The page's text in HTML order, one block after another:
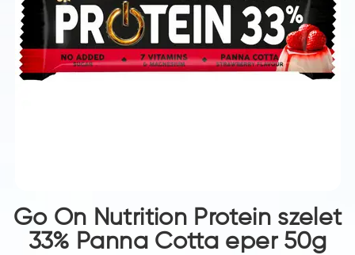
Go On Nutrition Protein szelet
33% Panna Cotta eper 50g